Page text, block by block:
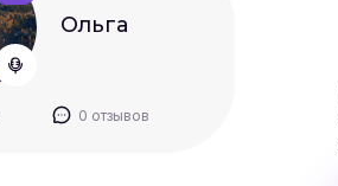
Ольга
0 отзывов